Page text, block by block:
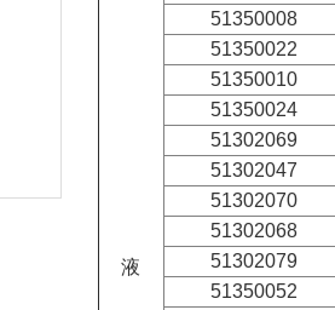
液
51350008
51350022
51350010
51350024
51302069
51302047
51302070
51302068
51302079
51350052